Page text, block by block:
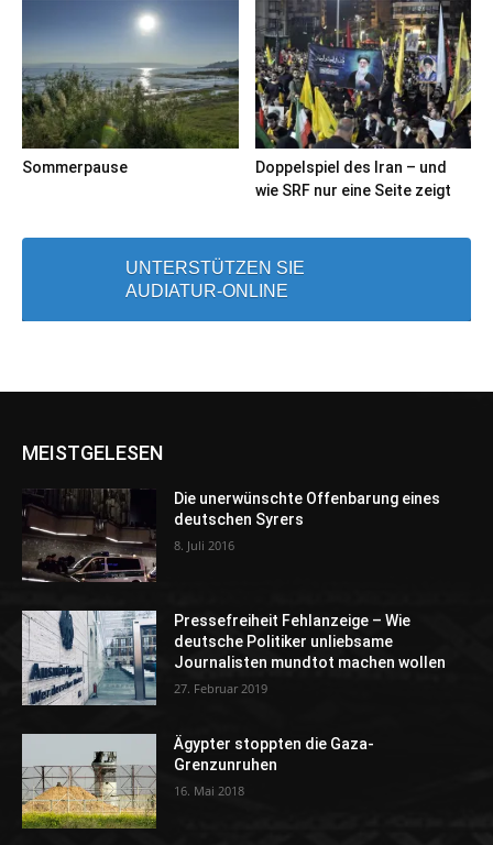
Sommerpause
Doppelspiel des Iran – und
wie SRF nur eine Seite zeigt
UNTERSTÜTZEN SIE
AUDIATUR-ONLINE
MEISTGELESEN
Die unerwünschte Offenbarung eines
deutschen Syrers
8. Juli 2016
Pressefreiheit Fehlanzeige – Wie
deutsche Politiker unliebsame
Journalisten mundtot machen wollen
27. Februar 2019
Ägypter stoppten die Gaza-
Grenzunruhen
16. Mai 2018